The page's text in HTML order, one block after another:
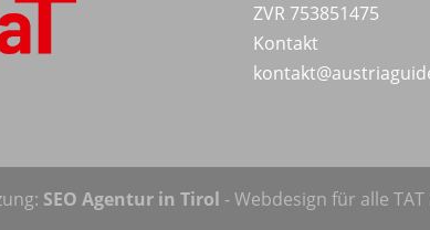
ZVR 753851475
Kontakt
SEO Agentur in Tirol - Webdesign für alle